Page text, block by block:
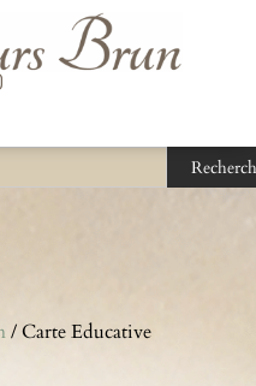
/ Carte Educative